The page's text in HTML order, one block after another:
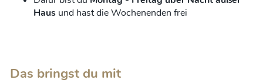
Haus und hast die Wochenenden frei
Das bringst du mit